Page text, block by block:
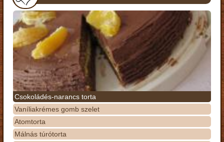
Csokoládés-narancs torta
Vaníliakrémes gomb szelet
Atomtorta
Málnás túrótorta